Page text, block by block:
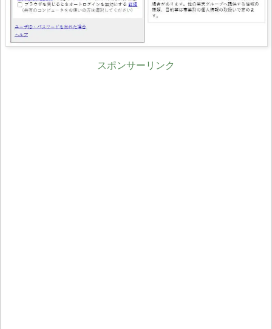
スポンサーリンク